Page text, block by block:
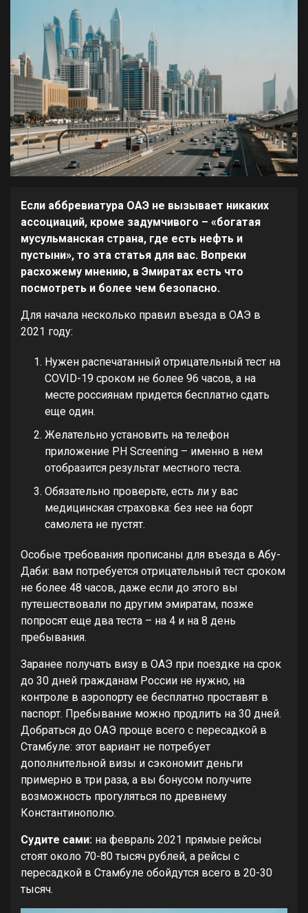
Если аббревиатура ОАЭ не вызывает никаких
ассоциаций, кроме задумчивого – «богатая
мусульманская страна, где есть нефть и
пустыни», то эта статья для вас. Вопреки
расхожему мнению, в Эмиратах есть что
посмотреть и более чем безопасно.
Для начала несколько правил въезда в ОАЭ в
2021 году:
Нужен распечатанный отрицательный тест на
COVID-19 сроком не более 96 часов, а на
месте россиянам придется бесплатно сдать
еще один.
Желательно установить на телефон
приложение PH Screening – именно в нем
отобразится результат местного теста.
Обязательно проверьте, есть ли у вас
медицинская страховка: без нее на борт
самолета не пустят.
Особые требования прописаны для въезда в Абу-
Даби: вам потребуется отрицательный тест сроком
не более 48 часов, даже если до этого вы
путешествовали по другим эмиратам, позже
попросят еще два теста – на 4 и на 8 день
пребывания.
Заранее получать визу в ОАЭ при поездке на срок
до 30 дней гражданам России не нужно, на
контроле в аэропорту ее бесплатно проставят в
паспорт. Пребывание можно продлить на 30 дней.
Добраться до ОАЭ проще всего с пересадкой в
Стамбуле: этот вариант не потребует
дополнительной визы и сэкономит деньги
примерно в три раза, а вы бонусом получите
возможность прогуляться по древнему
Константинополю.
Судите сами: на февраль 2021 прямые рейсы
стоят около 70-80 тысяч рублей, а рейсы с
пересадкой в Стамбуле обойдутся всего в 20-30
тысяч.